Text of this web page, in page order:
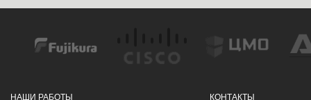
НАШИ РАБОТЫ КОНТАКТЫ